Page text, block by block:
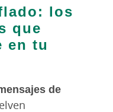
los
que
en tu
de